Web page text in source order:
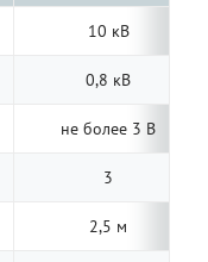
10 кВ
0,8 кВ
не более 3 В
3
2,5 м